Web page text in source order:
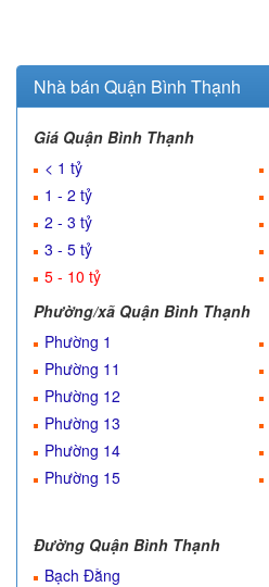
Nhà bán Quận Bình Thạnh
Giá Quận Bình Thạnh
< 1 tỷ
1 - 2 tỷ
2 - 3 tỷ
3 - 5 tỷ
5 - 10 tỷ
Phường/xã Quận Bình Thạnh
Phường 1
Phường 11
Phường 12
Phường 13
Phường 14
Phường 15
Đường Quận Bình Thạnh
Bạch Đằng